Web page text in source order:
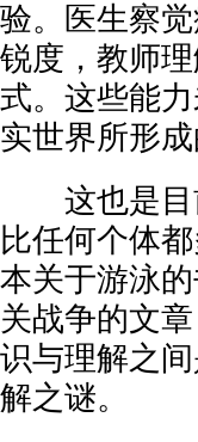
验。医生察
锐度，教师
式。这些能
实世界所形成
这也是目
比任何个体
本关于游泳
关战争的文
识与理解之
解之谜。